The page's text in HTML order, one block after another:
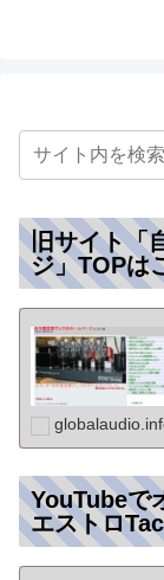
旧サイト「
ジ」TOPは
YouTubeで
エストロ